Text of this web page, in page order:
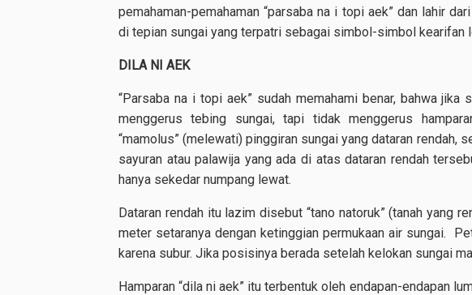
pemahaman-pemahaman “parsaba na i topi aek” dan lahir
di tepian sungai yang terpatri sebagai simbol-simbol kearifan
DILA NI AEK
“Parsaba na i topi aek” sudah memahami benar, bahwa jika
menggerus tebing sungai, tapi tidak menggerus
“mamolus” (melewati) pinggiran sungai yang dataran rendah,
sayuran atau palawija yang ada di atas dataran rendah
hanya sekedar numpang lewat.
Dataran rendah itu lazim disebut “tano natoruk” (tanah yang
meter setaranya dengan ketinggian permukaan air sungai.
karena subur. Jika posisinya berada setelah kelokan sungai
Hamparan “dila ni aek” itu terbentuk oleh endapan-endapan